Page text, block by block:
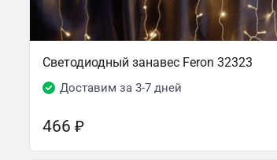
Светодиодный занавес Feron 32323
Доставим за 3-7 дней
466 ₽